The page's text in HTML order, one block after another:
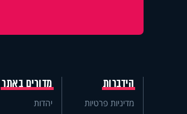
הידברות
מדיניות פרטיות
מדורים באתר
יהדות